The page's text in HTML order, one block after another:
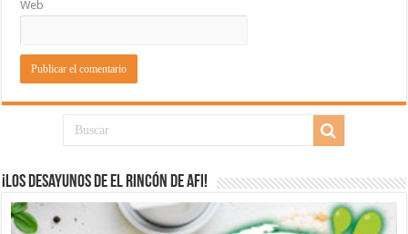
Web
¡Los desayunos de El Rincón de Afi!